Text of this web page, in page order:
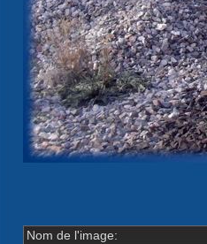
Nom de l'image: